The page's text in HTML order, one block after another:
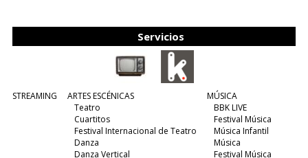
Servicios
STREAMING
ARTES ESCÉNICAS
Teatro
Cuartitos
Festival Internacional de Teatro
Danza
Danza Vertical
MÚSICA
BBK LIVE
Festival Música
Música Infantil
Música
Festival Música